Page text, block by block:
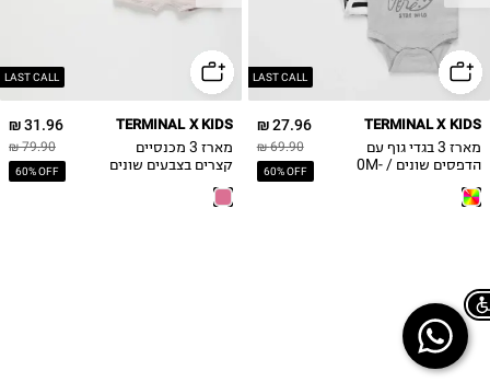
LAST CALL
2Y
27.96 ₪
69.90 ₪
60% OFF
TERMINAL X KIDS
מארז 3 בגדי גוף עם
הדפסים שונים / 0M-
LAST CALL
2Y
31.96 ₪
79.90 ₪
60% OFF
TERMINAL X KIDS
מארז 3 מכנסיים
קצרים בצבעים שונים
Chat on WhatsApp